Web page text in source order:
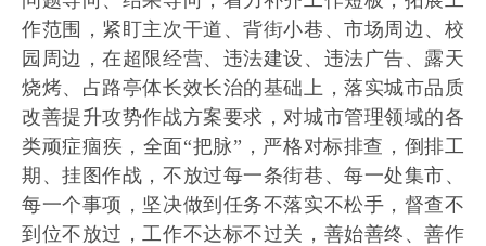
作范围，紧盯主次干道、背街小巷、市场周边、校
园周边，在超限经营、违法建设、违法广告、露天
烧烤、占路亭体长效长治的基础上，落实城市品质
改善提升攻势作战方案要求，对城市管理领域的各
类顽症痼疾，全面“把脉”，严格对标排查，倒排工
期、挂图作战，不放过每一条街巷、每一处集市、
每一个事项，坚决做到任务不落实不松手，督查不
到位不放过，工作不达标不过关，善始善终、善作